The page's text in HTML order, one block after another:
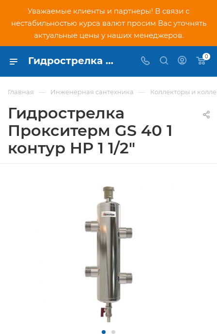
Уважаемые клиенты и партнеры! В связи с
нестабильностью курса валют просим Вас уточнять
актуальные цены у наших менеджеров.
Гидрострелка Прокситерм GS 40 1 контур НР 1 1/2" - купить по низкой цене в Москве, интернет-магазин PNDtech.ru 0
Главная — Инженерная сантехника — Коллекторы и
Гидрострелка
Прокситерм GS 40 1
контур НР 1 1/2"